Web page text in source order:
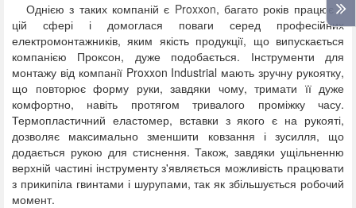
Однією з таких компаній є Proxxon, багато років працює в
цій сфері і домоглася поваги серед професійних
електромонтажників, яким якість продукції, що випускається
компанією Проксон, дуже подобається. Інструменти для
монтажу від компанії Proxxon Industrial мають зручну рукоятку,
що повторює форму руки, завдяки чому, тримати її дуже
комфортно, навіть протягом тривалого проміжку часу.
Термопластичний еластомер, вставки з якого є на рукояті,
дозволяє максимально зменшити ковзання і зусилля, що
додається рукою для стиснення. Також, завдяки ущільненню
верхній частині інструменту з'являється можливість працювати
з прикипіла гвинтами і шурупами, так як збільшується робочий
момент.